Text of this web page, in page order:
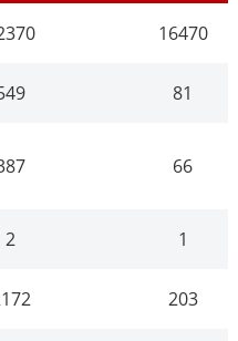
16470
81
66
2 1
203